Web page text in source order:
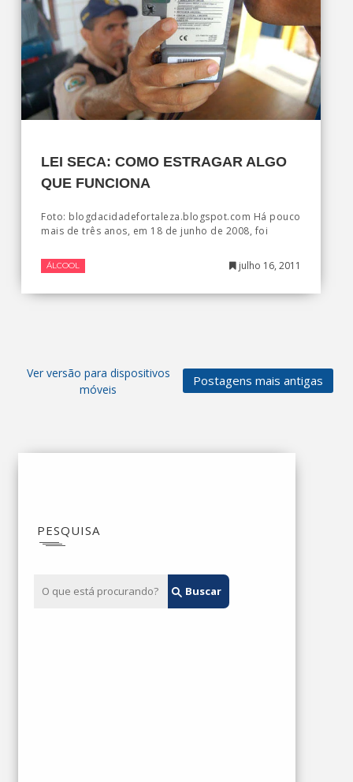
LEI SECA: COMO ESTRAGAR ALGO
QUE FUNCIONA
Foto: blogdacidadefortaleza.blogspot.com Há pouco
mais de três anos, em 18 de junho de 2008, foi
ÁLCOOL julho 16, 2011
Postagens mais antigas
Ver versão para dispositivos
móveis
PESQUISA